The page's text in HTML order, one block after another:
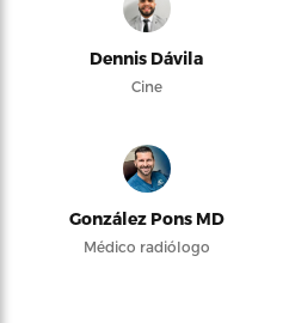
Dennis Dávila
Cine
González Pons MD
Médico radiólogo